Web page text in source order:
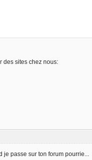
des sites chez nous:
je passe sur ton forum pourrie...